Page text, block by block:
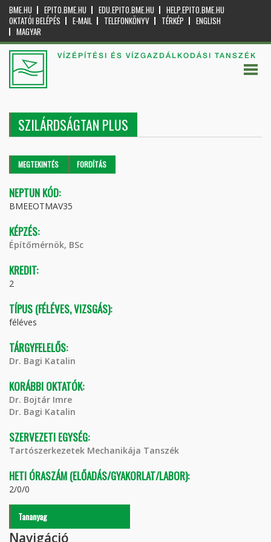
BME.HU EPITO.BME.HU EDU.EPITO.BME.HU
HELP.EPITO.BME.HU
OKTATÓI BELÉPÉS
E-MAIL TELEFONKÖNYV TÉRKÉP
ENGLISH
MAGYAR
VÍZÉPÍTÉSI ÉS VÍZGAZDÁLKODÁSI TANSZÉK
SZILÁRDSÁGTAN PLUS
Elsődleges fülek
MEGTEKINTÉS (AKTÍVFORDÍTÁS
NEPTUN KÓD:
BMEEOTMAV35
KÉPZÉS:
Építőmérnök, BSc
KREDIT:
2
TÍPUS (FÉLÉVES, VIZSGÁS):
féléves
TÁRGYFELELŐS:
Dr. Bagi Katalin
KORÁBBI OKTATÓK:
Dr. Bojtár Imre
Dr. Bagi Katalin
SZERVEZETI EGYSÉG:
Tartószerkezetek Mechanikája Tanszék
HETI ÓRASZÁM (ELŐADÁS/GYAKORLAT/LABOR):
2/0/0
Tananyag
Navigáció